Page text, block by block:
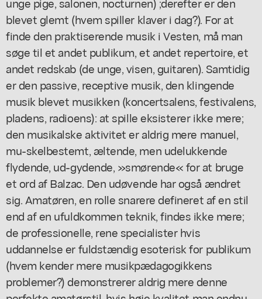
blevet glemt (hvem spiller klaver i dag?). For at
finde den praktiserende musik i Vesten, må man
søge til et andet publikum, et andet repertoire, et
andet redskab (de unge, visen, guitaren). Samtidig
er den passive, receptive musik, den klingende
musik blevet musikken (koncertsalens, festivalens,
pladens, radioens): at spille eksisterer ikke mere;
den musikalske aktivitet er aldrig mere manuel,
mu-skelbestemt, æltende, men udelukkende
flydende, ud-gydende, »smørende« for at bruge
et ord af Balzac. Den udøvende har også ændret
sig. Amatøren, en rolle snarere defineret af en stil
end af en ufuldkommen teknik, findes ikke mere;
de professionelle, rene specialister hvis
uddannelse er fuldstændig esoterisk for publikum
(hvem kender mere musikpædagogikkens
problemer?) demonstrerer aldrig mere denne